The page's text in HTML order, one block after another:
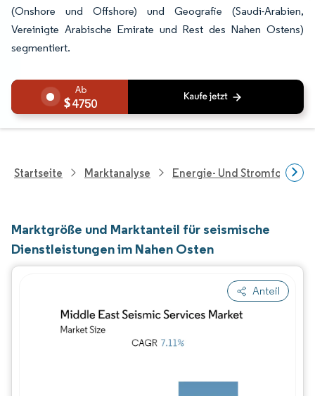
(Onshore und Offshore) und Geografie (Saudi-Arabien,
Vereinigte Arabische Emirate und Rest des Nahen Ostens)
segmentiert.
4750
Startseite Marktanalyse Energie- Und
Marktgröße und Marktanteil für seismische
Dienstleistungen im Nahen Osten
Anteil